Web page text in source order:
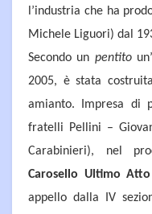
l’industria che ha
Michele Liguori) dal
Secondo un pentito
2005, è stata
amianto. Impresa di
fratelli Pellini –
Carabinieri), nel
Carosello Ultimo Atto
appello dalla IV